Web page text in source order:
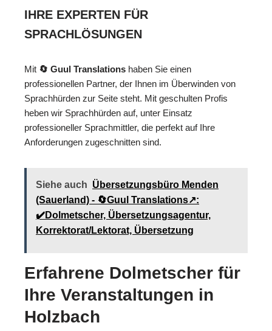
IHRE EXPERTEN FÜR
SPRACHLÖSUNGEN
Mit 🔄 Guul Translations haben Sie einen
professionellen Partner, der Ihnen im Überwinden von
Sprachhürden zur Seite steht. Mit geschulten Profis
heben wir Sprachhürden auf, unter Einsatz
professioneller Sprachmittler, die perfekt auf Ihre
Anforderungen zugeschnitten sind.
Siehe auch Übersetzungsbüro Menden
(Sauerland) - 🔄Guul Translations↗️:
✔️Dolmetscher, Übersetzungsagentur,
Korrektorat/Lektorat, Übersetzung
Erfahrene Dolmetscher für
Ihre Veranstaltungen in
Holzbach